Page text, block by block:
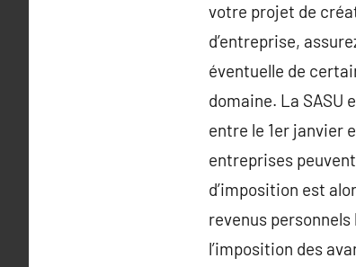
votre projet de
d’entreprise,
éventuelle de
domaine. La SASU
entre le 1er janvier
entreprises
d’imposition est
revenus
l’imposition des